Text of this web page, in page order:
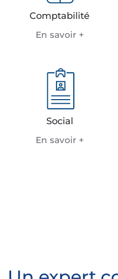
Comptabilité
En savoir +
Social
En savoir +